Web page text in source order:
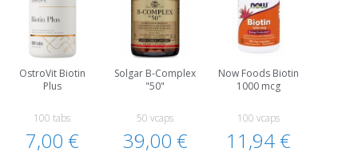
OstroVit Biotin
Plus
100 tabs
7,00 €
Solgar B-Complex
"50"
50 vcaps
39,00 €
Now Foods Biotin
1000 mcg
100 vcaps
11,94 €